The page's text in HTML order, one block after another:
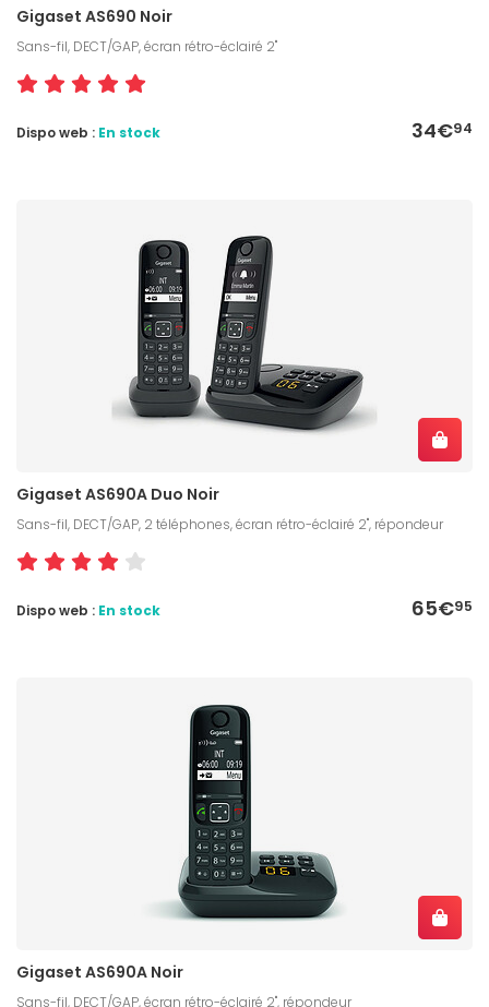
Gigaset AS690 Noir
Sans-fil, DECT/GAP, écran rétro-éclairé 2"
34€94
Dispo web : En stock
Gigaset AS690A Duo Noir
Sans-fil, DECT/GAP, 2 téléphones, écran rétro-éclairé 2", répondeur
65€95
Dispo web : En stock
Gigaset AS690A Noir
Sans-fil, DECT/GAP, écran rétro-éclairé 2", répondeur